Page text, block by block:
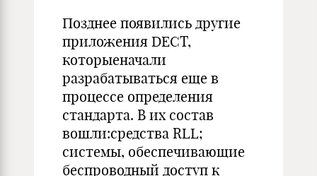
Позднее появились другие
приложения DECT,
которыеначали
разрабатываться еще в
процессе определения
стандарта. В их состав
вошли:средства RLL;
системы, обеспечивающие
беспроводный доступ к